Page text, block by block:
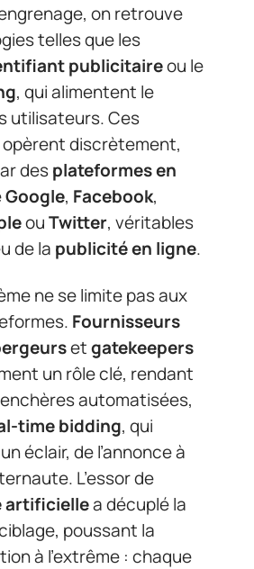
on retrouve
telles que les
publicitaireou le
, qui alimentent le
utilisateurs. Ces
discrètement,
desplateformes en
Google, Facebook,
ouTwitter, véritables
de la publicité en ligne.
ne se limite pas aux
Fournisseurs
etgatekeepers
un rôle clé, rendant
automatisées,
time bidding, qui
éclair, de l’annonce à
L’essor de
artificiellea décuplé la
poussant la
à l’extrême : chaque